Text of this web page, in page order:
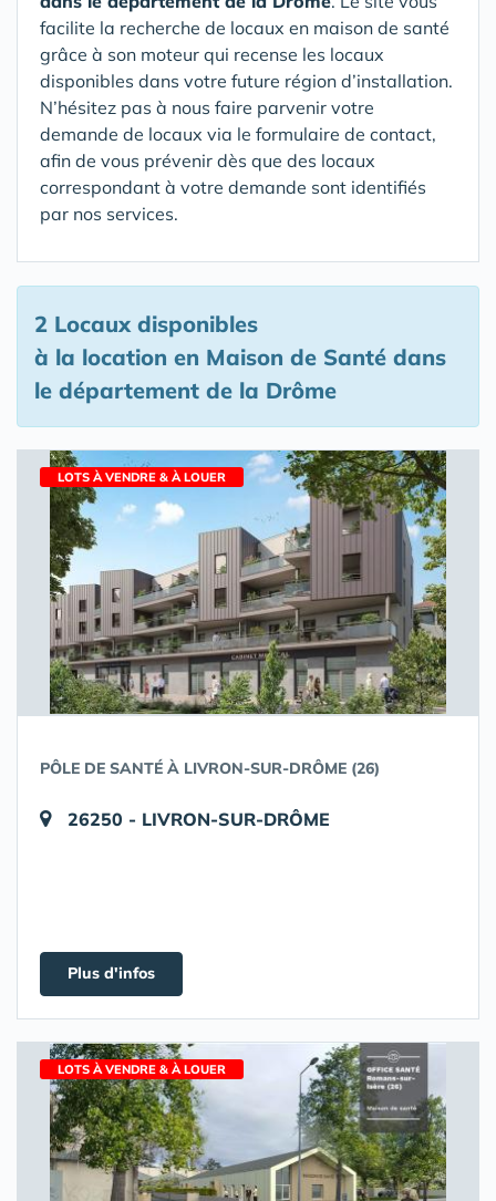
facilite la recherche de locaux en maison de santé
grâce à son moteur qui recense les locaux
disponibles dans votre future région d’installation.
N’hésitez pas à nous faire parvenir votre
demande de locaux via le formulaire de contact,
afin de vous prévenir dès que des locaux
correspondant à votre demande sont identifiés
par nos services.
2 Locaux disponibles
à la location en Maison de Santé dans
le département de la Drôme
LOTS À VENDRE & À LOUER
PÔLE DE SANTÉ À LIVRON-SUR-DRÔME (26)
26250 - LIVRON-SUR-DRÔME
Plus d'infos
LOTS À VENDRE & À LOUER